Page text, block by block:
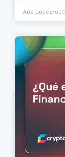
Ana López•